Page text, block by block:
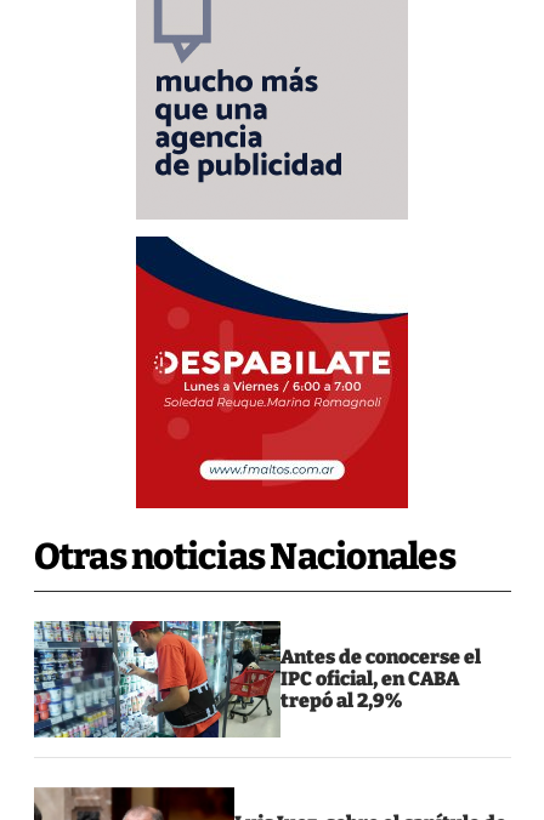
Otras noticias Nacionales
Antes de conocerse el
IPC oficial, en CABA
trepó al 2,9%